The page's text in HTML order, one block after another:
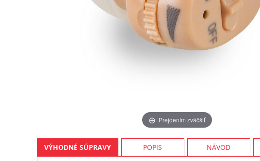
Prejdením zväčšiť
VÝHODNÉ SÚPRAVY POPIS NÁVOD